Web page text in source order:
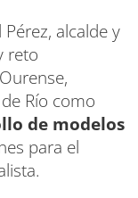
alcalde y
reto
Río como
de modelos
para el